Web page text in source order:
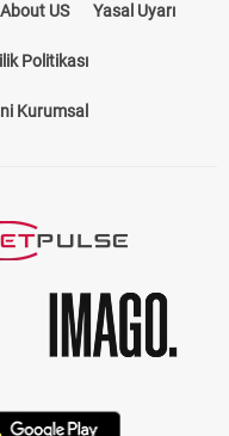
About US Yasal Uyarı
Politikası
Kurumsal